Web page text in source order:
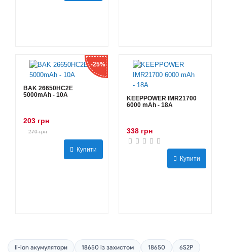
-25%
BAK 26650HC2E
5000mAh - 10А
203 грн
270 грн
Купити
KEEPPOWER IMR21700
6000 mAh - 18А
338 грн
Купити
li-ion акумулятори 18650 із захистом 18650 6S2P